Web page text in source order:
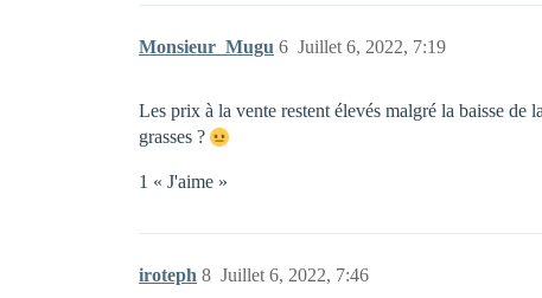
Monsieur_Mugu Juillet 6, 2022, 7:19
6
Les prix à la vente restent élevés malgré la baisse
grasses ?
1 « J'aime »
iroteph Juillet 6, 2022, 7:46
8